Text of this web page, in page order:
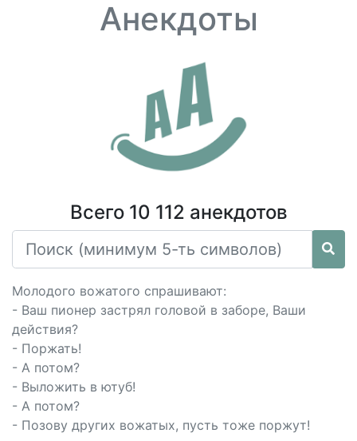
Анекдоты
Всего 10 112 анекдотов
Молодого вожатого спрашивают:
- Ваш пионер застрял головой в заборе, Ваши
действия?
- Поржать!
- А потом?
- Выложить в ютуб!
- А потом?
- Позову других вожатых, пусть тоже поржут!